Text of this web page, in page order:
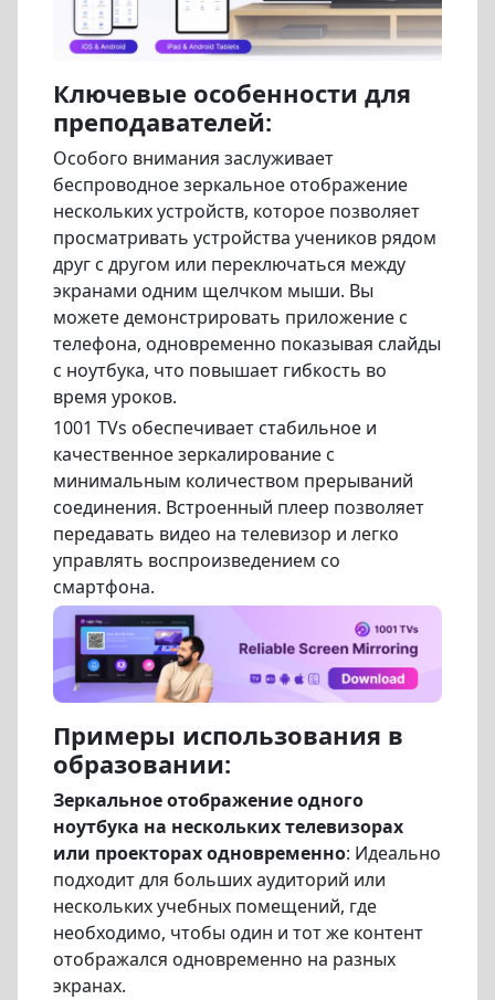
Ключевые особенности для
преподавателей:
Особого внимания заслуживает
беспроводное зеркальное отображение
нескольких устройств, которое позволяет
просматривать устройства учеников рядом
друг с другом или переключаться между
экранами одним щелчком мыши. Вы
можете демонстрировать приложение с
телефона, одновременно показывая слайды
с ноутбука, что повышает гибкость во
время уроков.
1001 TVs обеспечивает стабильное и
качественное зеркалирование с
минимальным количеством прерываний
соединения. Встроенный плеер позволяет
передавать видео на телевизор и легко
управлять воспроизведением со
смартфона.
Примеры использования в
образовании:
Зеркальное отображение одного
ноутбука на нескольких телевизорах
или проекторах одновременно: Идеально
подходит для больших аудиторий или
нескольких учебных помещений, где
необходимо, чтобы один и тот же контент
отображался одновременно на разных
экранах.